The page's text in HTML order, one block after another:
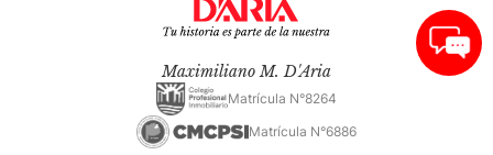
Maximiliano M. D'Aria
Matrícula N°8264
Matrícula N°6886